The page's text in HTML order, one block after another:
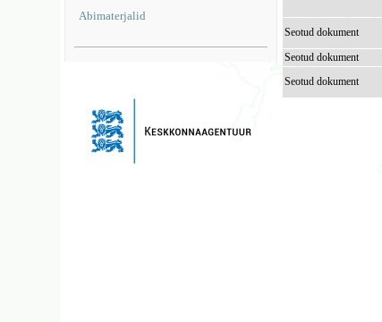
Abimaterjalid
Seotud dokument
Seotud dokument
Seotud dokument